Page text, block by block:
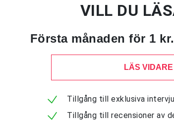
VILL DU
Första månaden för 1
LÄS
Tillgång till exklusiva
Tillgång till recensioner av